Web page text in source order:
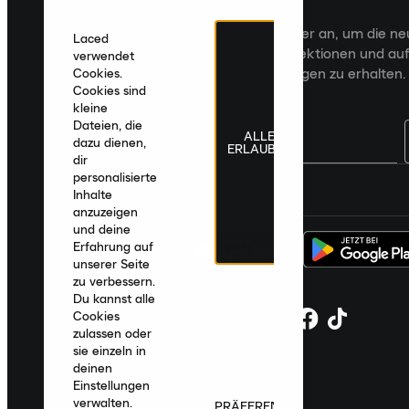
Veröffentlichungen an
Melde dich für den Laced Newsletter an, um die
Veröffentlichungen, kuratierte Kollektionen und
zugeschnittene Produktempfehlungen zu erhalten.
Laced
verwendet
Cookies.
Cookies sind
kleine
Dateien, die
dazu dienen,
dir
personalisierte
Inhalte
anzuzeigen
und deine
Erfahrung auf
unserer Seite
zu verbessern.
Du kannst alle
Cookies
zulassen oder
sie einzeln in
deinen
Einstellungen
verwalten.
ALLE
ERLAUBEN